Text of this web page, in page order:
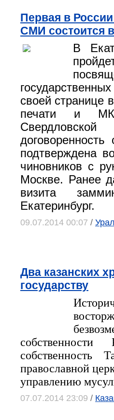
Первая в
СМИ состоится
В
своей странице
печати и МК
подтверждена
чиновников с
Москве. Ранее
визита
Екатеринбург.
09.07.2014 00:07 /
Два казанских
государству
собственность
православной
управлению
07.07.2014 23:09 /